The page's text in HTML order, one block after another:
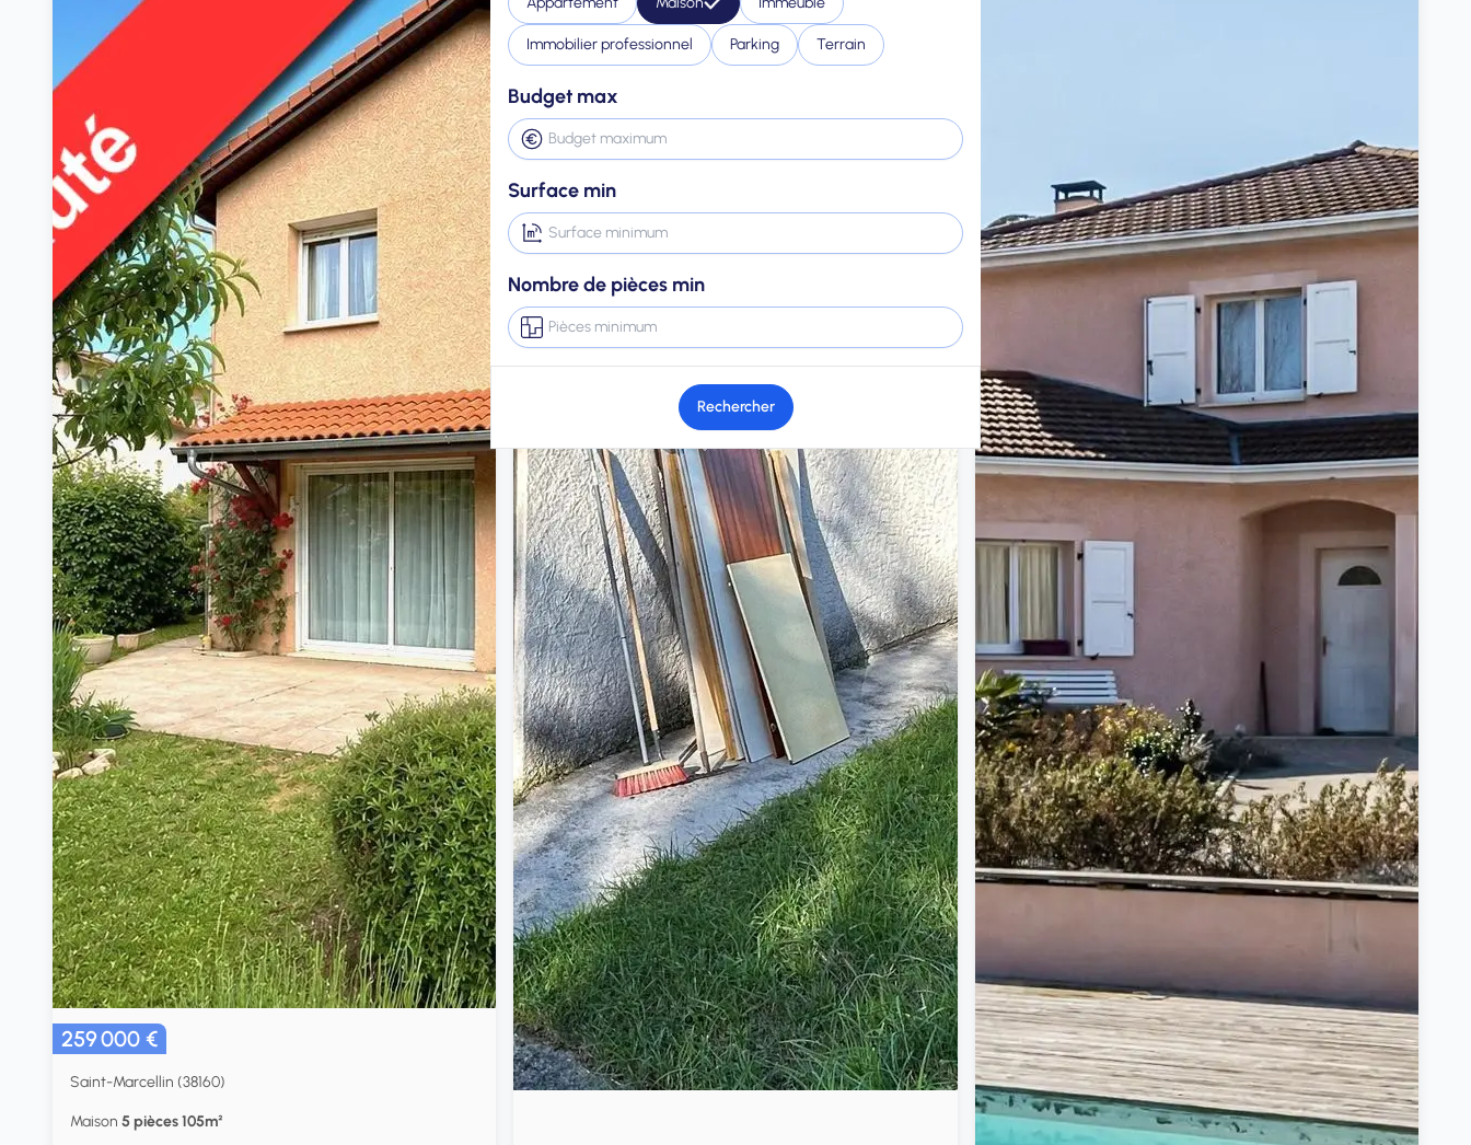
Immobilier professionnel Parking Terrain
Budget max
Surface min
Nombre de pièces min
Rechercher
259 000 €
Saint-Marcellin (38160)
Maison 5 pièces 105m²